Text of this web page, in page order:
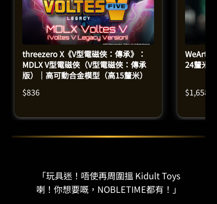
threezero X《V型電磁俠：傳承》：
MDLX V型電磁俠（V型電磁俠：傳承
版）｜高可動合金模型（高15釐米）
$836
24釐米）
$1,658
「玩具迷！唔使再周圍搵 Kidult Toys
喇！你想要嘅，NOBLETIME都有！」